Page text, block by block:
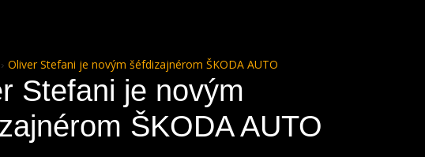
Oliver Stefani je novým šéfdizajnérom ŠKODA AUTO
Stefani je novým
ŠKODA AUTO